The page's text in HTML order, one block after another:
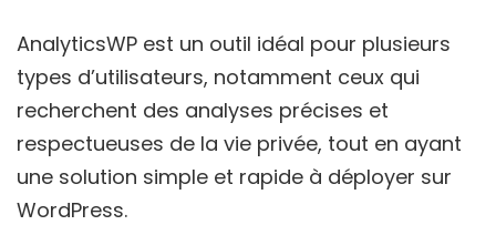
AnalyticsWP est un outil idéal pour plusieurs
types d’utilisateurs, notamment ceux qui
recherchent des analyses précises et
respectueuses de la vie privée, tout en ayant
une solution simple et rapide à déployer sur
WordPress.